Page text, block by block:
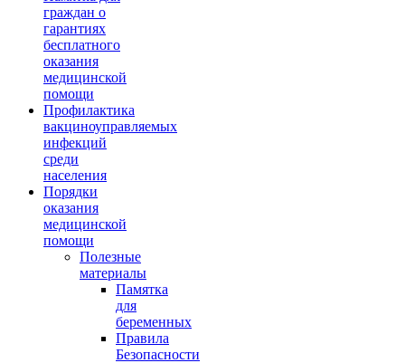
граждан о
гарантиях
бесплатного
оказания
медицинской
помощи
Профилактика
вакциноуправляемых
инфекций
среди
населения
Порядки
оказания
медицинской
помощи
Полезные
материалы
Памятка
для
беременных
Правила
Безопасности